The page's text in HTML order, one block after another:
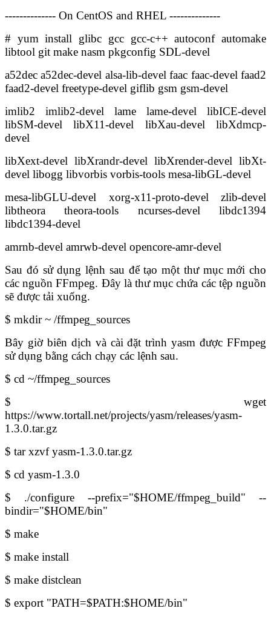
-------------- On CentOS and RHEL --------------
# yum install glibc gcc gcc-c++ autoconf automake
libtool git make nasm pkgconfig SDL-devel
a52dec a52dec-devel alsa-lib-devel faac faac-devel faad2
faad2-devel freetype-devel giflib gsm gsm-devel
imlib2 imlib2-devel lame lame-devel libICE-devel
libSM-devel libX11-devel libXau-devel libXdmcp-
devel
libXext-devel libXrandr-devel libXrender-devel libXt-
devel libogg libvorbis vorbis-tools mesa-libGL-devel
mesa-libGLU-devel xorg-x11-proto-devel zlib-devel
libtheora theora-tools ncurses-devel libdc1394
libdc1394-devel
amrnb-devel amrwb-devel opencore-amr-devel
Sau đó sử dụng lệnh sau để tạo một thư mục mới cho
các nguồn FFmpeg. Đây là thư mục chứa các tệp nguồn
sẽ được tải xuống.
$ mkdir ~ /ffmpeg_sources
Bây giờ biên dịch và cài đặt trình yasm được FFmpeg
sử dụng bằng cách chạy các lệnh sau.
$ cd ~/ffmpeg_sources
$ wget
https://www.tortall.net/projects/yasm/releases/yasm-
1.3.0.tar.gz
$ tar xzvf yasm-1.3.0.tar.gz
$ cd yasm-1.3.0
$ ./configure --prefix="$HOME/ffmpeg_build" --
bindir="$HOME/bin"
$ make
$ make install
$ make distclean
$ export "PATH=$PATH:$HOME/bin"